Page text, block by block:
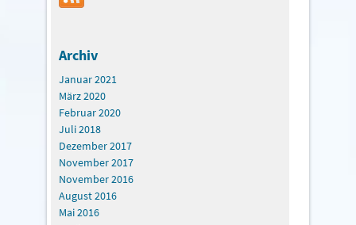
Archiv
Januar 2021
März 2020
Februar 2020
Juli 2018
Dezember 2017
November 2017
November 2016
August 2016
Mai 2016